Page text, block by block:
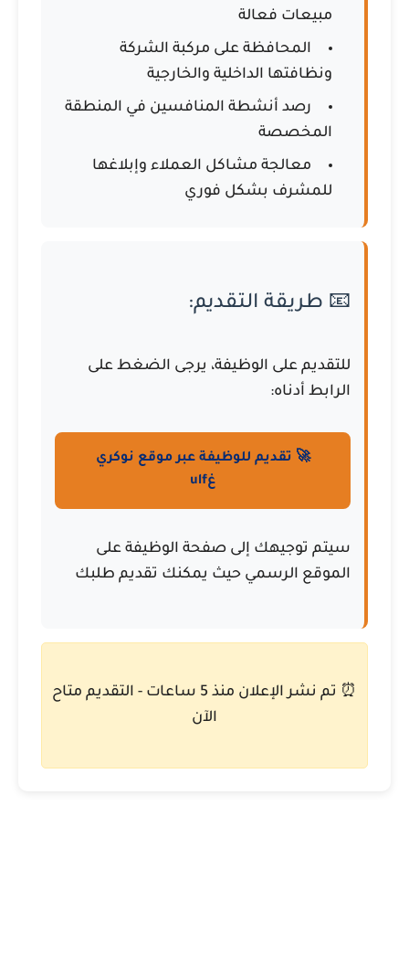
مبيعات فعالة
المحافظة على مركبة الشركة
ونظافتها الداخلية والخارجية
رصد أنشطة المنافسين في المنطقة
المخصصة
معالجة مشاكل العملاء وإبلاغها
للمشرف بشكل فوري
📧 طريقة التقديم:
للتقديم على الوظيفة، يرجى الضغط على
الرابط أدناه:
🚀 تقديم للوظيفة عبر موقع نوكري
غulf
سيتم توجيهك إلى صفحة الوظيفة على
الموقع الرسمي حيث يمكنك تقديم طلبك
⏰ تم نشر الإعلان منذ 5 ساعات - التقديم متاح
الآن